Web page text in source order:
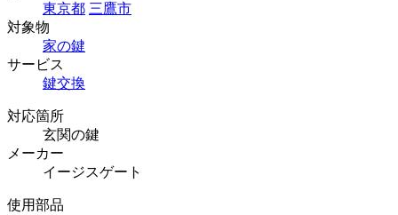
東京都 三鷹市
対象物
家の鍵
サービス
鍵交換
対応箇所
玄関の鍵
メーカー
イージスゲート
使用部品